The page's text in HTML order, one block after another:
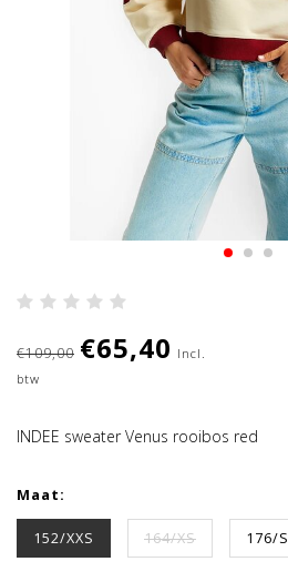
€109,00 €65,40 Incl.
btw
INDEE sweater Venus rooibos red
Maat:
152/XXS 164/XS 176/S